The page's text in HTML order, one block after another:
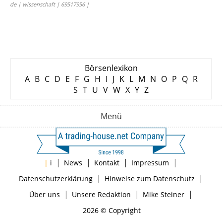
de | wissenschaft | 69517956 |
Börsenlexikon
A B C D E F G H I J K L M N O P Q R
S T U V W X Y Z
Menü
| i | News | Kontakt | Impressum |
Datenschutzerklärung| Hinweise zum Datenschutz |
Über uns | Unsere Redaktion | Mike Steiner|
2026 © Copyright